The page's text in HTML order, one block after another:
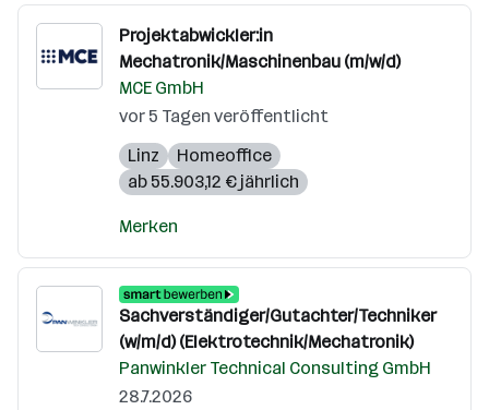
Projektabwickler:in
Mechatronik/Maschinenbau (m/w/d)
MCE GmbH
vor 5 Tagen veröffentlicht
Linz
Homeoffice
ab 55.903,12 € jährlich
Merken
Sachverständiger/Gutachter/Techniker
(w/m/d) (Elektrotechnik/Mechatronik)
Panwinkler Technical Consulting GmbH
28.7.2026